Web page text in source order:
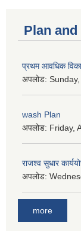
Plan
प्रथम आवधिक
अपलोड:
wash Plan
अपलोड: Friday,
राजश्व सुधार
अपलोड:
more